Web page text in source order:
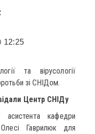
12:25
та вірусології
зі СНІДом.
Центр СНІДу
асистента кафедри
Олесі Гаврилюк для